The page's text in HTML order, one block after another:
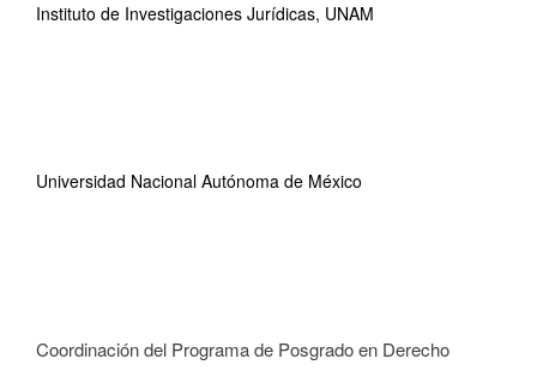
Instituto de Investigaciones Jurídicas, UNAM
Universidad Nacional Autónoma de México
Coordinación del Programa de Posgrado en Derecho